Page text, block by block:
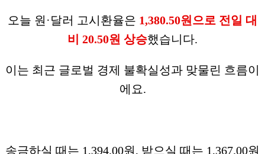
오늘 원·달러 고시환율은 1,380.50원으로 전일 대
비 20.50원 상승했습니다.
이는 최근 글로벌 경제 불확실성과 맞물린 흐름이
에요.
송금하실 때는 1,394.00원, 받으실 때는 1,367.00원